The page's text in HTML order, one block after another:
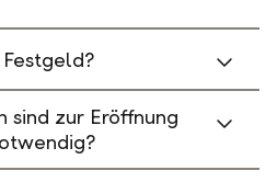
sind zur Eröffnung